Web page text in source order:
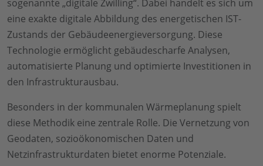
sogenannte „digitale Zwilling“. Dabei handelt es sich um
eine exakte digitale Abbildung des energetischen IST-
Zustands der Gebäudeenergieversorgung. Diese
Technologie ermöglicht gebäudescharfe Analysen,
automatisierte Planung und optimierte Investitionen in
den Infrastrukturausbau.
Besonders in der kommunalen Wärmeplanung spielt
diese Methodik eine zentrale Rolle. Die Vernetzung von
Geodaten, sozioökonomischen Daten und
Netzinfrastrukturdaten bietet enorme Potenziale.